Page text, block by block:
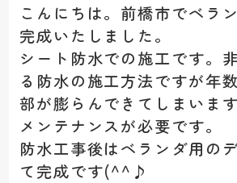
こんにちは。前橋市でベラ
完成いたしました。
シート防水での施工です。
る防水の施工方法ですが年
部が膨らんできてしまいま
メンテナンスが必要です。
防水工事後はベランダ用の
て完成です(^^♪